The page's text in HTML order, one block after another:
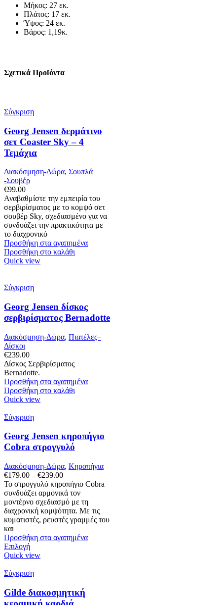
Μήκος: 27 εκ.
Πλάτος: 17 εκ.
Ύψος: 24 εκ.
Βάρος: 1,19κ.
Σχετικά Προϊόντα
Σύγκριση
Georg Jensen δερμάτινο
σετ Coaster Sky – 4
Τεμάχια
Διακόσμηση-Δώρα, Σουπλά
-Σουβέρ
€99.00
Αναβαθμίστε την εμπειρία του
σερβιρίσματος με το κομψό σετ
σουβέρ Sky, σχεδιασμένο για να
συνδυάζει την πρακτικότητα με
το διαχρονικό
Προσθήκη στα αγαπημένα
Προσθήκη στο καλάθι
Quick view
Σύγκριση
Georg Jensen δίσκος
σερβιρίσματος Bernadotte
Διακόσμηση-Δώρα, Πιατέλες–
Δίσκοι
€239.00
Δίσκος Σερβιρίσματος
Bernadotte.
Προσθήκη στα αγαπημένα
Προσθήκη στο καλάθι
Quick view
Σύγκριση
Georg Jensen κηροπήγιο
Cobra στρογγυλό
Διακόσμηση-Δώρα, Κηροπήγια
€179.00 – €239.00Price
range:
€179.00
through
€239.00
Το στρογγυλό κηροπήγιο Cobra
συνδυάζει αρμονικά τον
μοντέρνο σχεδιασμό με τη
διαχρονική κομψότητα. Με τις
κυματιστές, ρευστές γραμμές του
και
Προσθήκη στα αγαπημένα
ΕπιλογήΑυτό
το
έχει
παραλλαγές.
Οι
Quick view
Σύγκριση
Gilde διακοσμητική